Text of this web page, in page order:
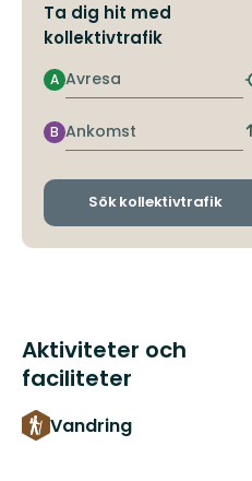
Ta dig hit med
kollektivtrafik
Avresa
A
Ankomst
B
Sök kollektivtrafik
Aktiviteter och
faciliteter
Vandring